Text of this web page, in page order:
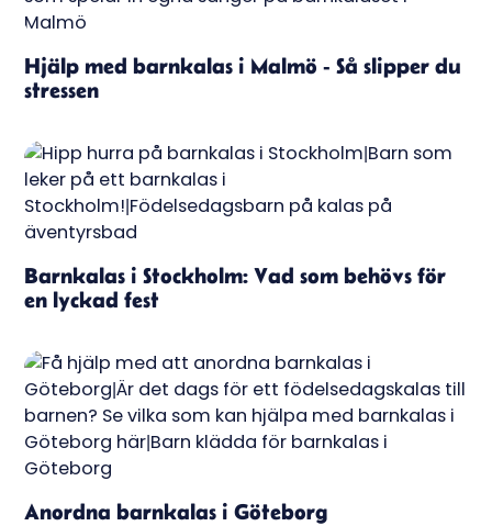
Hjälp med barnkalas i Malmö - Så slipper du
stressen
Barnkalas i Stockholm: Vad som behövs för
en lyckad fest
Anordna barnkalas i Göteborg